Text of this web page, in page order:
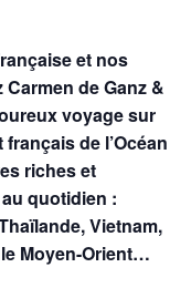
et nos
de Ganz &
voyage sur
de l’Océan
riches et
quotidien :
Vietnam,
Moyen-Orient…